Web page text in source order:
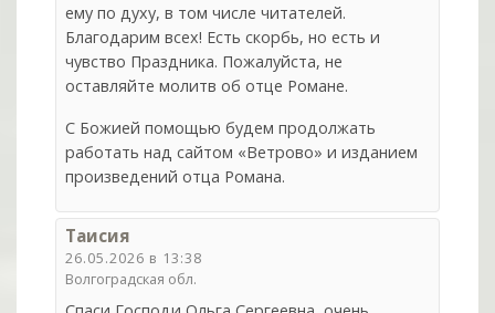
ему по духу, в том числе читателей.
Благодарим всех! Есть скорбь, но есть и
чувство Праздника. Пожалуйста, не
оставляйте молитв об отце Романе.
С Божией помощью будем продолжать
работать над сайтом «Ветрово» и изданием
произведений отца Романа.
Таисия
26.05.2026 в 13:38
Волгоградская обл.